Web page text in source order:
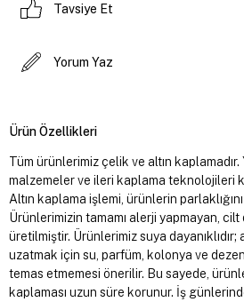
Tavsiye Et
Yorum Yaz
Ürün Özellikleri
Tüm ürünlerimiz çelik ve altın
malzemeler ve ileri kaplama teknolojileri
Altın kaplama işlemi, ürünlerin parlaklığını
Ürünlerimizin tamamı alerji yapmayan,
üretilmiştir. Ürünlerimiz suya
uzatmak için su, parfüm, kolonya ve
temas etmemesi önerilir. Bu sayede,
kaplaması uzun süre korunur. İş